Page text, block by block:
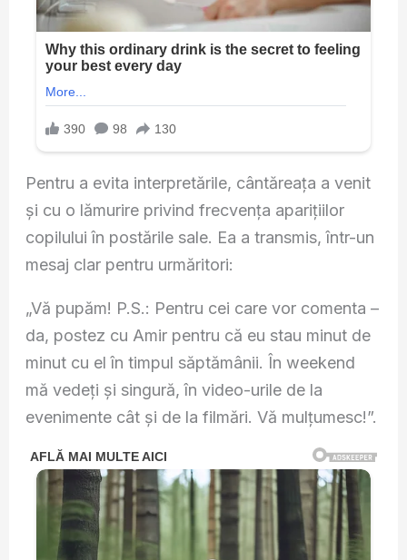
Pentru a evita interpretările, cântăreața a venit
și cu o lămurire privind frecvența aparițiilor
copilului în postările sale. Ea a transmis, într-un
mesaj clar pentru urmăritori:
„Vă pupăm! P.S.: Pentru cei care vor comenta –
da, postez cu Amir pentru că eu stau minut de
minut cu el în timpul săptămânii. În weekend
mă vedeți și singură, în video-urile de la
evenimente cât și de la filmări. Vă mulțumesc!”.